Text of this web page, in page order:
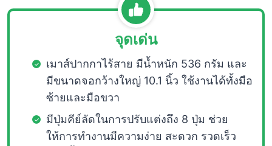
จุดเด่น
เมาส์ปากกาไร้สาย มีน้ำหนัก 536 กรัม และ
มีขนาดจอกว้างใหญ่ 10.1 นิ้ว ใช้งานได้ทั้งมือ
ซ้ายและมือขวา
มีปุ่มคีย์ลัดในการปรับแต่งถึง 8 ปุ่ม ช่วย
ให้การทำงานมีความง่าย สะดวก รวดเร็ว